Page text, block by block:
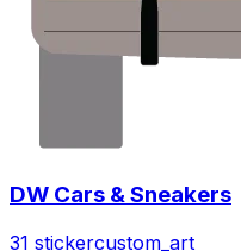
DW Cars & Sneakers
31 stickercustom_art